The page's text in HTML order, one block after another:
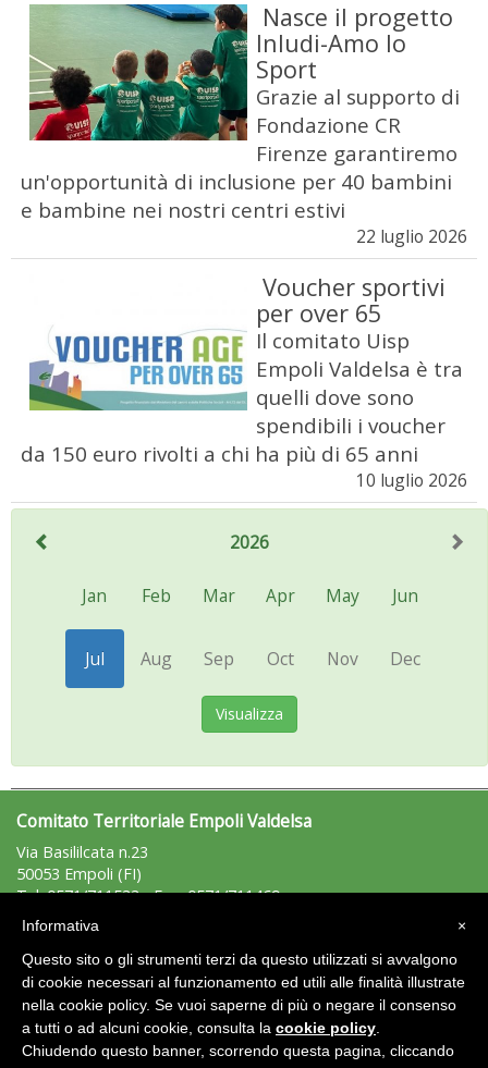
Nasce il progetto
Inludi-Amo lo
Sport
Grazie al supporto di
Fondazione CR
Firenze garantiremo
un'opportunità di inclusione per 40 bambini
e bambine nei nostri centri estivi
22 luglio 2026
Voucher sportivi
per over 65
Il comitato Uisp
Empoli Valdelsa è tra
quelli dove sono
spendibili i voucher
da 150 euro rivolti a chi ha più di 65 anni
10 luglio 2026
2026
Jan Feb Mar Apr May Jun
Jul Aug Sep Oct Nov Dec
Visualizza
Comitato Territoriale Empoli Valdelsa
Via Basililcata n.23
50053 Empoli (FI)
Tel: 0571/711533 - Fax: 0571/711469
e-mail:empolivaldelsa@uisp.it
P.Iva: 04373130485
Area Riservata 2.0
×
Informativa
Questo sito o gli strumenti terzi da questo utilizzati si avvalgono
di cookie necessari al funzionamento ed utili alle finalità illustrate
nella cookie policy. Se vuoi saperne di più o negare il consenso
a tutti o ad alcuni cookie, consulta la cookie policy
Chiudendo questo banner, scorrendo questa pagina, cliccando